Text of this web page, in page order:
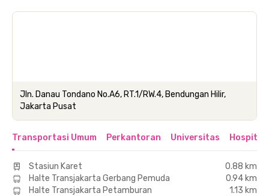
Jln. Danau Tondano No.A6, RT.1/RW.4, Bendungan Hilir,
Jakarta Pusat
Transportasi Umum Perkantoran Universitas Hospital
Stasiun Karet
0.88 km
Halte Transjakarta Gerbang Pemuda
0.94 km
Halte Transjakarta Petamburan
1.13 km